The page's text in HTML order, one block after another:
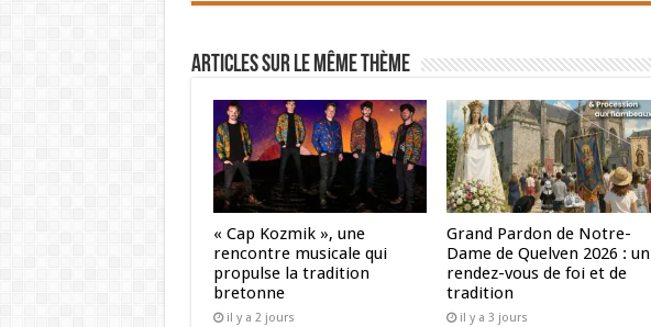
Articles sur le même thème
« Cap Kozmik », une
rencontre musicale qui
propulse la tradition
bretonne
il y a 2 jours
Grand Pardon de Notre-
Dame de Quelven 2026 : un
rendez-vous de foi et de
tradition
il y a 3 jours